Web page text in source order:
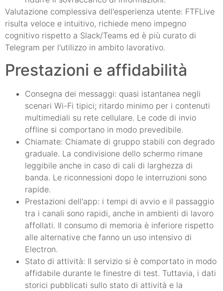
Valutazione complessiva dell'esperienza utente: FTFLive
risulta veloce e intuitivo, richiede meno impegno
cognitivo rispetto a Slack/Teams ed è più curato di
Telegram per l'utilizzo in ambito lavorativo.
Prestazioni e affidabilità
Consegna dei messaggi: quasi istantanea negli
scenari Wi-Fi tipici; ritardo minimo per i contenuti
multimediali su rete cellulare. Le code di invio
offline si comportano in modo prevedibile.
Chiamate: Chiamate di gruppo stabili con degrado
graduale. La condivisione dello schermo rimane
leggibile anche in caso di cali di larghezza di
banda. Le riconnessioni dopo le interruzioni sono
rapide.
Prestazioni dell'app: i tempi di avvio e il passaggio
tra i canali sono rapidi, anche in ambienti di lavoro
affollati. Il consumo di memoria è inferiore rispetto
alle alternative che fanno un uso intensivo di
Electron.
Stato di attività: Il servizio si è comportato in modo
affidabile durante le finestre di test. Tuttavia, i dati
storici pubblicati sullo stato di attività e la